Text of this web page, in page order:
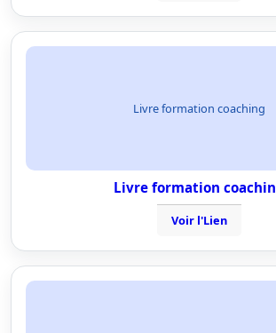
Livre formation coaching
Livre formation
Voir l'Lien